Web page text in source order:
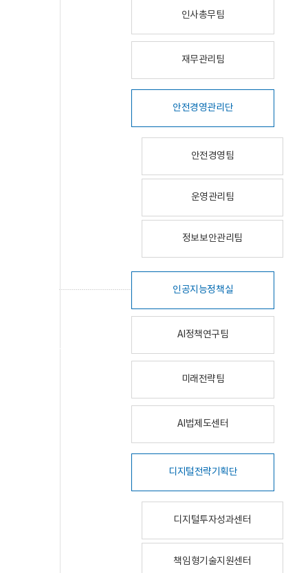
인사총무팀
재무관리팀
안전경영관리단
안전경영팀
운영관리팀
정보보안관리팀
인공지능정책실
AI정책연구팀
미래전략팀
AI법제도센터
디지털전략기획단
디지털투자성과센터
책임형기술지원센터